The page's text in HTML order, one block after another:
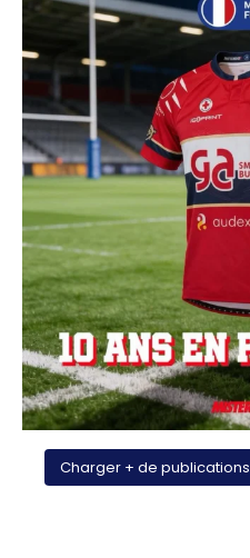
Charger + de publications